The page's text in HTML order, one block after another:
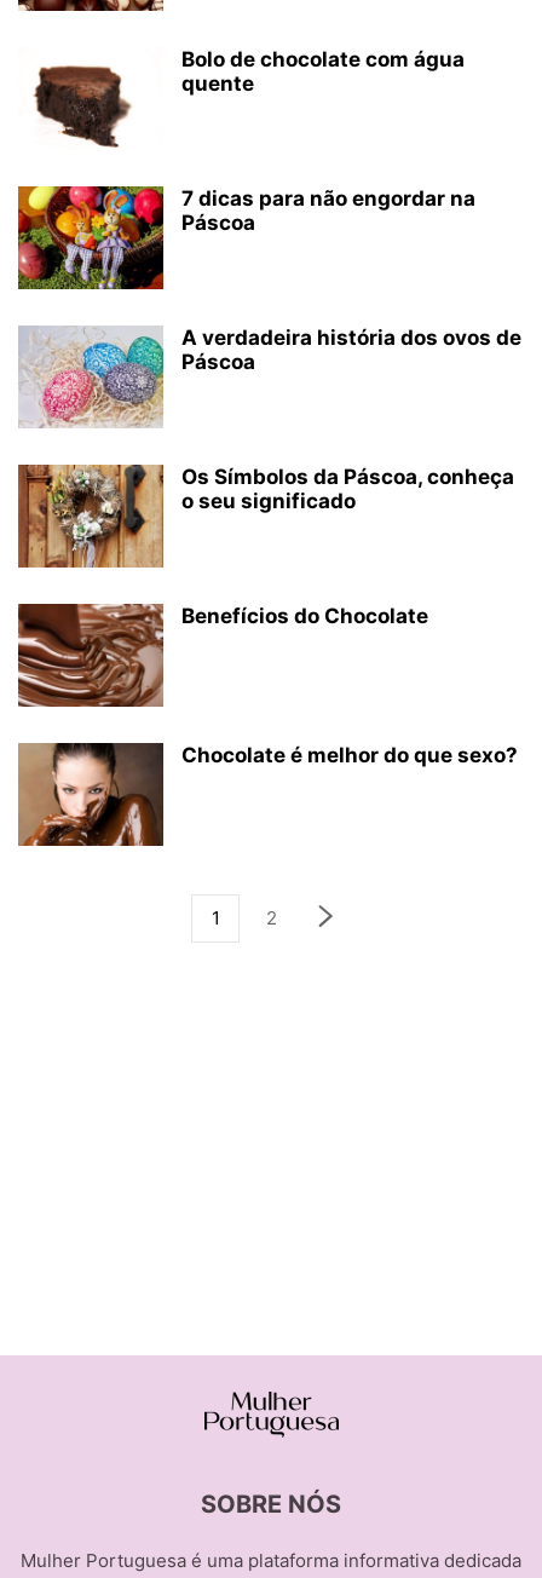
Bolo de chocolate com água
quente
7 dicas para não engordar na
Páscoa
A verdadeira história dos ovos de
Páscoa
Os Símbolos da Páscoa, conheça
o seu significado
Benefícios do Chocolate
Chocolate é melhor do que sexo?
1 2
SOBRE NÓS
Mulher Portuguesa é uma plataforma informativa dedicada